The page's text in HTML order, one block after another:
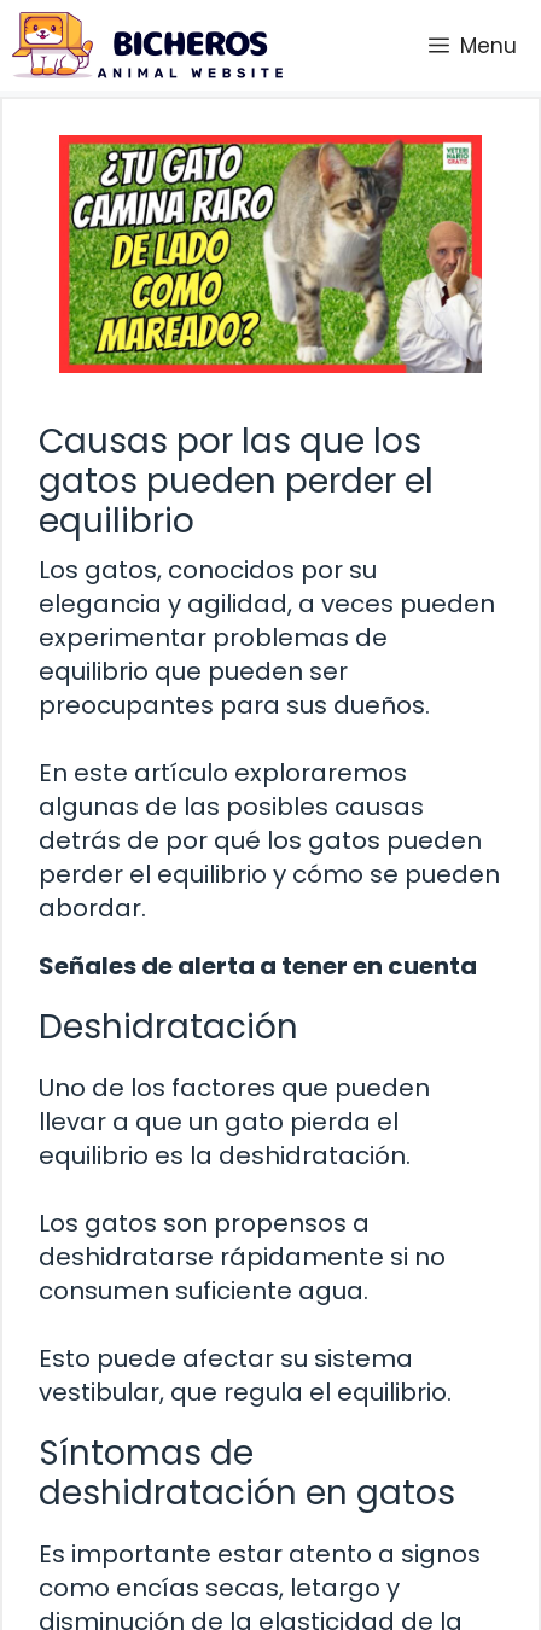
Saltar
al
contenido
Menu
Causas por las que los
gatos pueden perder el
equilibrio
Los gatos, conocidos por su
elegancia y agilidad, a veces pueden
experimentar problemas de
equilibrio que pueden ser
preocupantes para sus dueños.
En este artículo exploraremos
algunas de las posibles causas
detrás de por qué los gatos pueden
perder el equilibrio y cómo se pueden
abordar.
Señales de alerta a tener en cuenta
Deshidratación
Uno de los factores que pueden
llevar a que un gato pierda el
equilibrio es la deshidratación.
Los gatos son propensos a
deshidratarse rápidamente si no
consumen suficiente agua.
Esto puede afectar su sistema
vestibular, que regula el equilibrio.
Síntomas de
deshidratación en gatos
Es importante estar atento a signos
como encías secas, letargo y
disminución de la elasticidad de la